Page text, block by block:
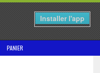
Installer l'app
PANIER